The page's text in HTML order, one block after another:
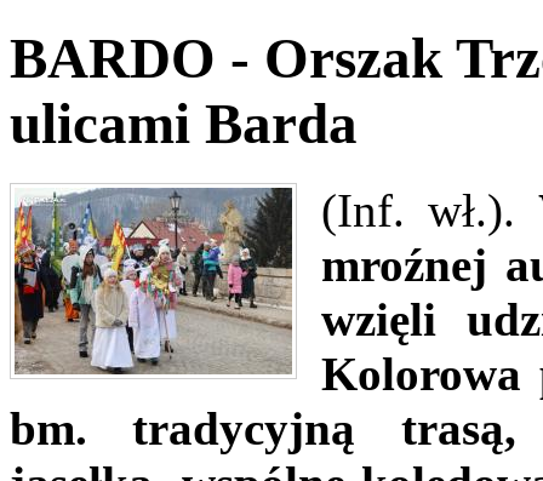
BARDO - Orszak
ulicami Barda
(Inf. wł.).
mroźnej
wzięli
Kolorowa
bm. tradycyjną trasą,